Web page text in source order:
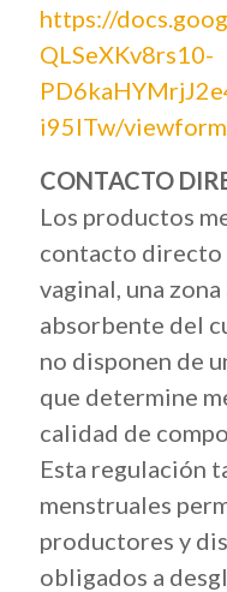
https://
QLSeXKv8rs10-
i95ITw/viewform
CONTACTO
Los productos
contacto directo
vaginal, una
absorbente del
no disponen de
que determine
calidad de
Esta regulación
menstruales
productores y
obligados a